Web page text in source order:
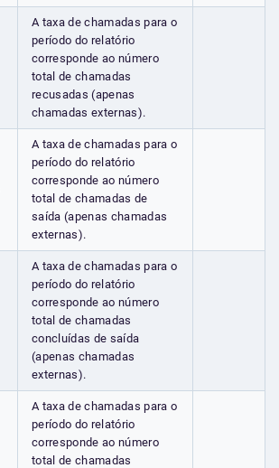
A taxa de chamadas para o
período do relatório
corresponde ao número
total de chamadas
recusadas (apenas
chamadas externas).
A taxa de chamadas para o
período do relatório
corresponde ao número
total de chamadas de
saída (apenas chamadas
externas).
A taxa de chamadas para o
período do relatório
corresponde ao número
total de chamadas
concluídas de saída
(apenas chamadas
externas).
A taxa de chamadas para o
período do relatório
corresponde ao número
total de chamadas